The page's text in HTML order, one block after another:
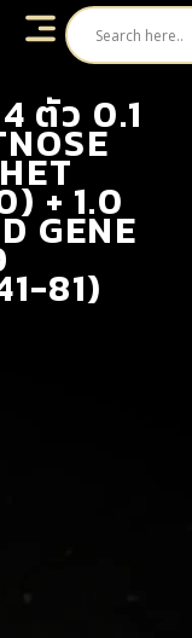
ตัว 0.1
+ 1.0
GENE
81)